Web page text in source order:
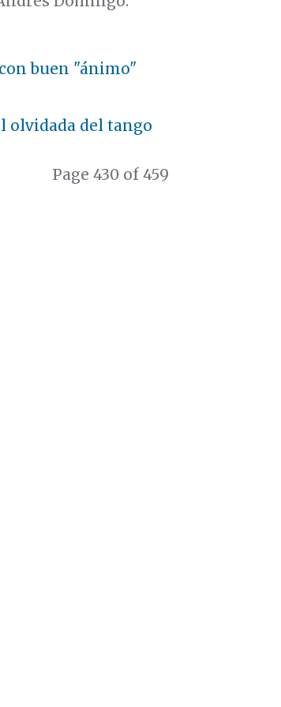
buen "ánimo"
olvidada del tango
Page 430 of 459